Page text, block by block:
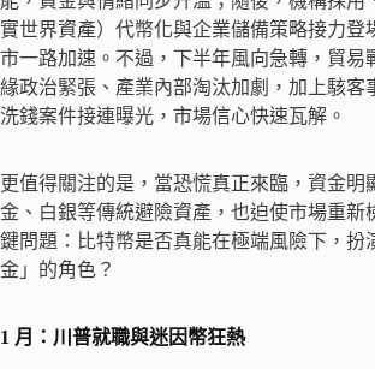
實世界資產）代幣化與企業儲備策略接力登
市一路加速。不過，下半年風向急轉，貿易
緣政治緊張、產業內部淘汰加劇，加上駭客
洗錢案件接連曝光，市場信心快速瓦解。
更值得關注的是，當恐慌真正來臨，資金明
金、白銀等傳統避險資產，也迫使市場重新
鍵問題：比特幣是否真能在極端風險下，扮
金」的角色？
1 月：川普就職與迷因幣狂熱